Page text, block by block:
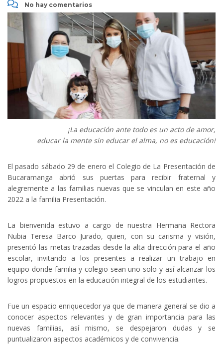
No hay comentarios
¡La educación ante todo es un acto de amor,
educar la mente sin educar el alma, no es educación!
El pasado sábado 29 de enero el Colegio de La Presentación de
Bucaramanga abrió sus puertas para recibir fraternal y
alegremente a las familias nuevas que se vinculan en este año
2022 a la familia Presentación.
La bienvenida estuvo a cargo de nuestra Hermana Rectora
Nubia Teresa Barco Jurado, quien, con su carisma y visión,
presentó las metas trazadas desde la alta dirección para el año
escolar, invitando a los presentes a realizar un trabajo en
equipo donde familia y colegio sean uno solo y así alcanzar los
logros propuestos en la educación integral de los estudiantes.
Fue un espacio enriquecedor ya que de manera general se dio a
conocer aspectos relevantes y de gran importancia para las
nuevas familias, así mismo, se despejaron dudas y se
puntualizaron aspectos académicos y de convivencia.